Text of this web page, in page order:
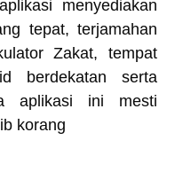
menyediakan
tepat, terjamahan
Zakat, tempat
berdekatan serta
aplikasi ini mesti
korang